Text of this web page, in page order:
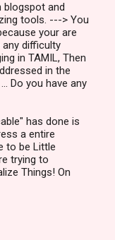
blogspot and
tools. ---> You
your are
any difficulty
in TAMIL, Then
in the
Do you have any
has done is
a entire
to be Little
trying to
Things! On